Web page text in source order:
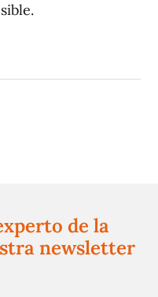
de la
newsletter